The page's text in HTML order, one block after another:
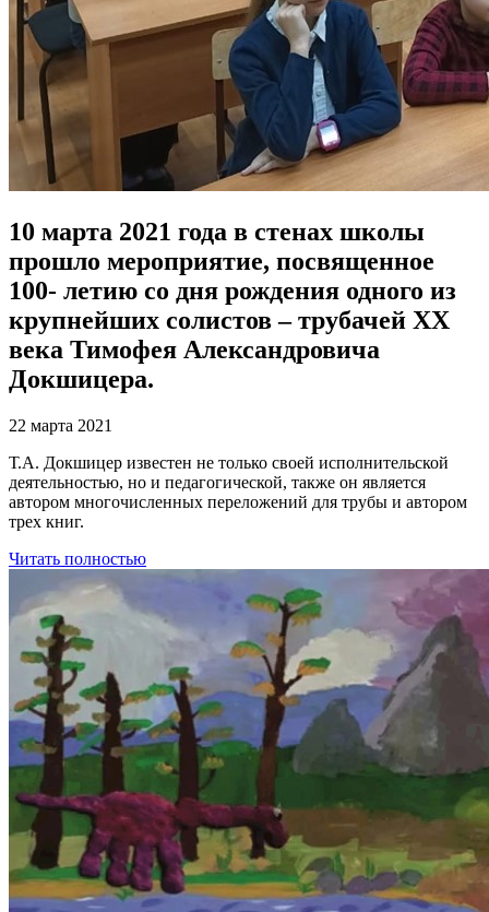
10 марта 2021 года в стенах школы
прошло мероприятие, посвященное
100- летию со дня рождения одного из
крупнейших солистов – трубачей XX
века Тимофея Александровича
Докшицера.
22 марта 2021
Т.А. Докшицер известен не только своей исполнительской
деятельностью, но и педагогической, также он является
автором многочисленных переложений для трубы и автором
трех книг.
Читать полностью